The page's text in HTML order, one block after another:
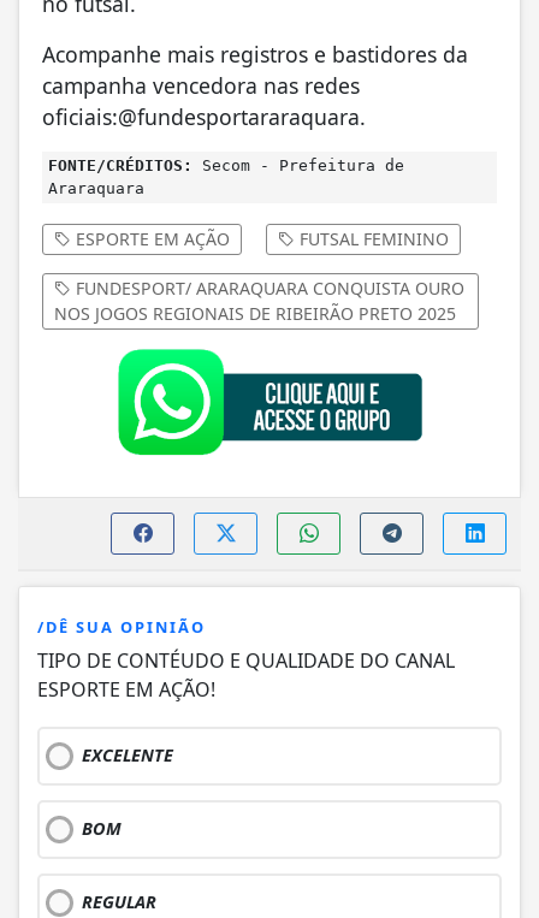
Acompanhe mais registros e bastidores da
campanha vencedora nas redes
oficiais:@fundesportararaquara.
FONTE/CRÉDITOS:
Secom - Prefeitura de
Araraquara
ESPORTE EM AÇÃO FUTSAL FEMININO
FUNDESPORT/ ARARAQUARA CONQUISTA OURO
NOS JOGOS REGIONAIS DE RIBEIRÃO PRETO 2025
/DÊ SUA OPINIÃO
TIPO DE CONTÉUDO E QUALIDADE DO CANAL
ESPORTE EM AÇÃO!
EXCELENTE
BOM
REGULAR